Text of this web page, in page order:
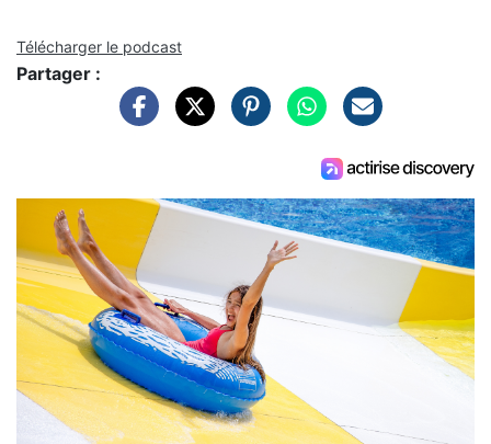
Télécharger le podcast
Partager :